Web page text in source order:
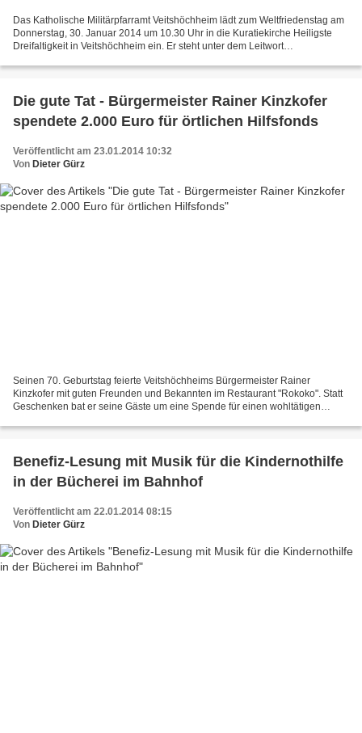
Das Katholische Militärpfarramt Veitshöchheim lädt zum Weltfriedenstag am
Donnerstag, 30. Januar 2014 um 10.30 Uhr in die Kuratiekirche Heiligste
Dreifaltigkeit in Veitshöchheim ein. Er steht unter dem Leitwort
Die gute Tat - Bürgermeister Rainer Kinzkofer
spendete 2.000 Euro für örtlichen Hilfsfonds
Veröffentlicht am 23.01.2014 10:32
Von Dieter Gürz
Seinen 70. Geburtstag feierte Veitshöchheims Bürgermeister Rainer
Kinzkofer mit guten Freunden und Bekannten im Restaurant "Rokoko". Statt
Geschenken bat er seine Gäste um eine Spende für einen wohltätigen
Benefiz-Lesung mit Musik für die Kindernothilfe
in der Bücherei im Bahnhof
Veröffentlicht am 22.01.2014 08:15
Von Dieter Gürz